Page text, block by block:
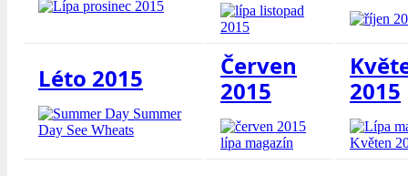
Léto 2015
Červen
2015
2015